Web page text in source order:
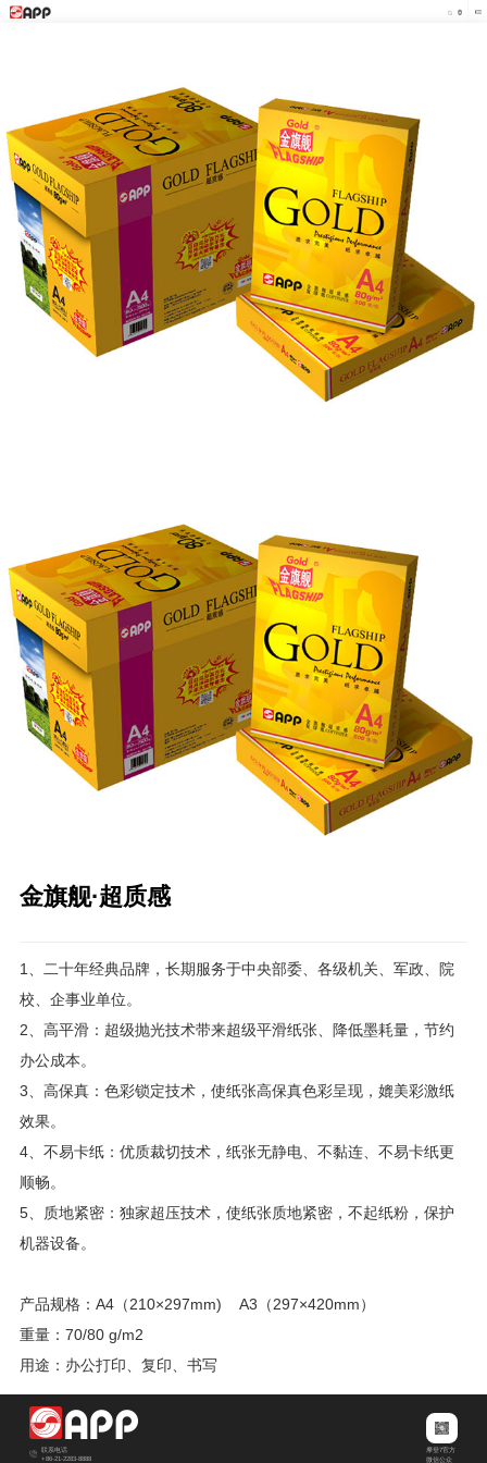
金旗舰·超质感
1、二十年经典品牌，长期服务于中央部委、各级机关、军政、院
校、企事业单位。
2、高平滑：超级抛光技术带来超级平滑纸张、降低墨耗量，节约
办公成本。
3、高保真：色彩锁定技术，使纸张高保真色彩呈现，媲美彩激纸
效果。
4、不易卡纸：优质裁切技术，纸张无静电、不黏连、不易卡纸更
顺畅。
5、质地紧密：独家超压技术，使纸张质地紧密，不起纸粉，保护
机器设备。
产品规格：A4（210×297mm) A3（297×420mm）
重量：70/80 g/m2
用途：办公打印、复印、书写
联系电话
+86-21-2283-8888
摩登7官方
微信公众